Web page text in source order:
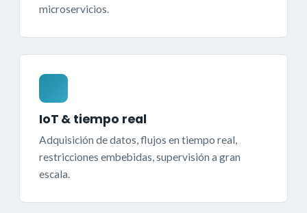
microservicios.
IoT & tiempo real
Adquisición de datos, flujos en tiempo real,
restricciones embebidas, supervisión a gran
escala.